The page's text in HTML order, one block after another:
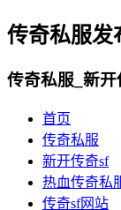
传奇私服发
传奇私服_新
首页
传奇私服
新开传奇sf
热血传奇私
传奇sf网站